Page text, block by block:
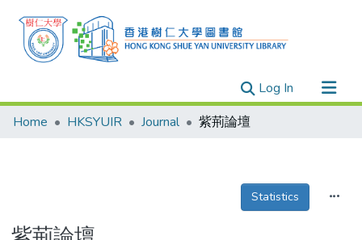
Log In(current)
Research Outputs
Home HKSYUIR Journal 紫荊論壇
Statistics